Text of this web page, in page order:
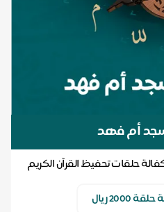
أم فهد
حلقات تحفيظ القرآن الكريم
2000 ريال